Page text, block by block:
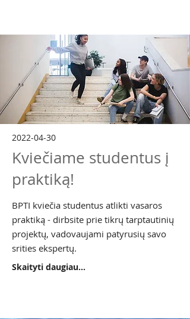
2022-04-30
Kviečiame studentus į
praktiką!
BPTI kviečia studentus atlikti vasaros
praktiką - dirbsite prie tikrų tarptautinių
projektų, vadovaujami patyrusių savo
srities ekspertų.
Skaityti daugiau...